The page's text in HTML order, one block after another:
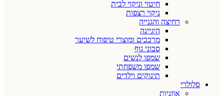
חיטוי וניקוי לבית
ניקוי רצפות
רחיצה והגנייה
היגיינה
מרככים ומוצרי טיפוח לשיער
סבוני גוף
שמפו לנשים
שמפו משפחתי
תינוקים וילדים
סלולרי
אוזניות